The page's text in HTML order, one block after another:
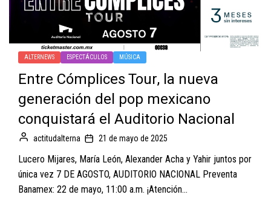
ALTERNEWS ESPECTÁCULOS MÚSICA
Entre Cómplices Tour, la nueva
generación del pop mexicano
conquistará el Auditorio Nacional
actitudalterna 21 de mayo de 2025
Lucero Mijares, María León, Alexander Acha y Yahir juntos por
única vez 7 DE AGOSTO, AUDITORIO NACIONAL Preventa
Banamex: 22 de mayo, 11:00 a.m. ¡Atención...